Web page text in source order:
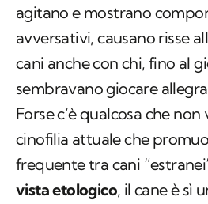
agitano e mostrano
avversativi, causano risse
cani anche con chi, fino al
sembravano giocare
Forse c’è qualcosa che
cinofilia attuale che
frequente tra cani
vista etologico, il cane è sì